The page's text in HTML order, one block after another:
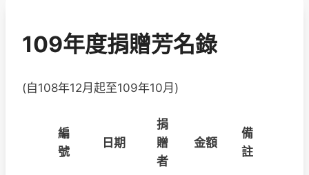
109年度捐贈芳名錄
(自108年12月起至109年10月)
編
號
日期
捐
贈
者
金額
備
註